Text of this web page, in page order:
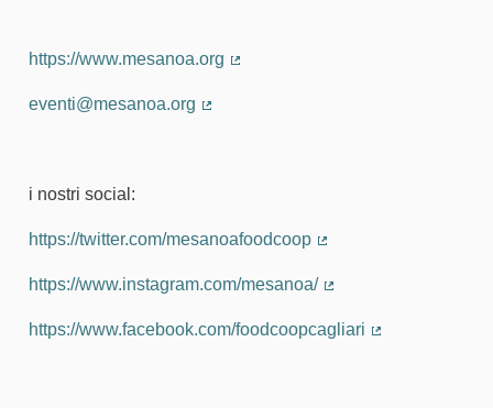
https://www.mesanoa.org
eventi@mesanoa.org
i nostri social:
https://twitter.com/mesanoafoodcoop
https://www.instagram.com/mesanoa/
https://www.facebook.com/foodcoopcagliari